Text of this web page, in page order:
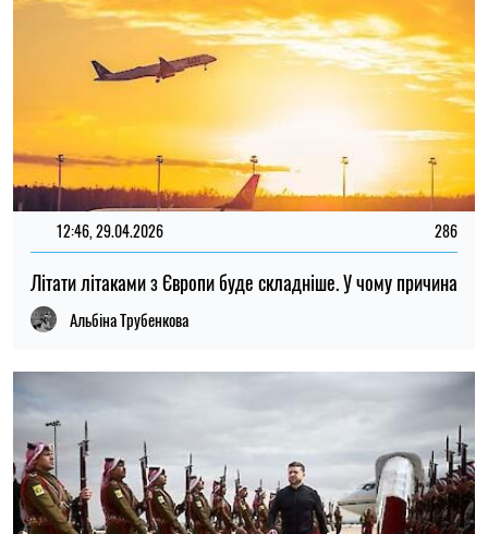
12:46, 29.04.2026 286
Літати літаками з Європи буде складніше. У чому причина
Альбіна Трубенкова